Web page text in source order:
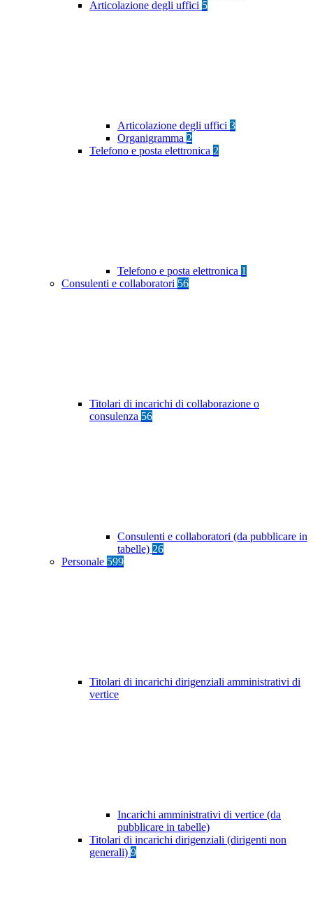
Articolazione degli uffici 5
Articolazione degli uffici 3
Organigramma 2
Telefono e posta elettronica 2
Telefono e posta elettronica 1
Consulenti e collaboratori 56
Titolari di incarichi di collaborazione o
consulenza 56
Consulenti e collaboratori (da pubblicare in
tabelle) 26
Personale 599
Titolari di incarichi dirigenziali amministrativi di
vertice
Incarichi amministrativi di vertice (da
pubblicare in tabelle)
Titolari di incarichi dirigenziali (dirigenti non
generali) 9